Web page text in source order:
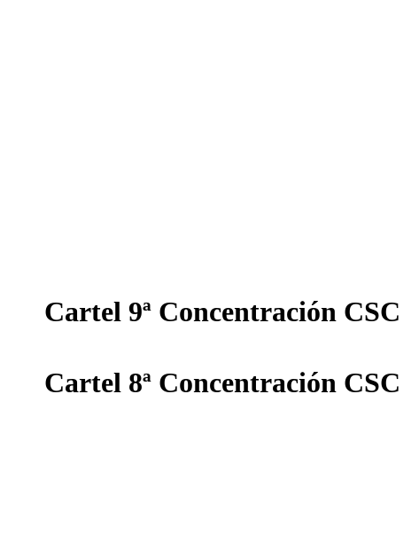
Cartel 9ª Concentración CSC
Cartel 8ª Concentración CSC